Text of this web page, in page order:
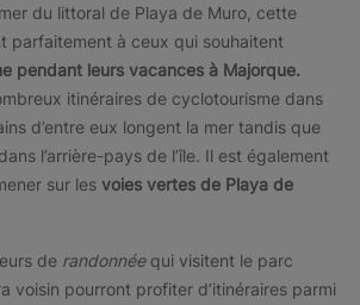
du littoral de Playa de Muro, cette
parfaitement à ceux qui souhaitent
pendant leurs vacances à Majorque.
itinéraires de cyclotourisme dans
d’entre eux longent la mer tandis que
l’arrière-pays de l’île. Il est également
sur les voies vertes de Playa de
de randonnéequi visitent le parc
voisin pourront profiter d’itinéraires parmi